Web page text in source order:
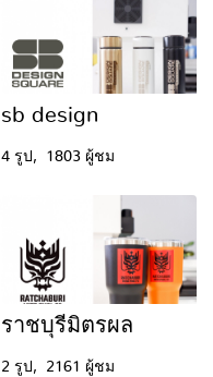
sb design
4 รูป, 1803 ผู้ชม
ราชบุรีมิตรผล
2 รูป, 2161 ผู้ชม